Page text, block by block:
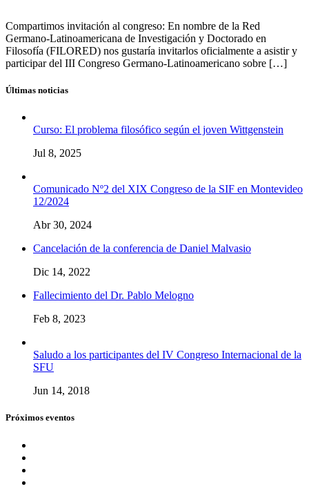
Compartimos invitación al congreso: En nombre de la Red
Germano-Latinoamericana de Investigación y Doctorado en
Filosofía (FILORED) nos gustaría invitarlos oficialmente a asistir y
participar del III Congreso Germano-Latinoamericano sobre […]
Últimas noticias
Curso: El problema filosófico según el joven Wittgenstein
Jul 8, 2025
Comunicado Nº2 del XIX Congreso de la SIF en Montevideo
12/2024
Abr 30, 2024
Cancelación de la conferencia de Daniel Malvasio
Dic 14, 2022
Fallecimiento del Dr. Pablo Melogno
Feb 8, 2023
Saludo a los participantes del IV Congreso Internacional de la
SFU
Jun 14, 2018
Próximos eventos